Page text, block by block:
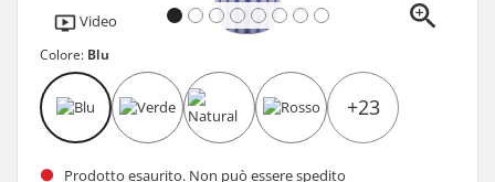
Video
Colore: Blu
+23
Prodotto esaurito. Non può essere spedito